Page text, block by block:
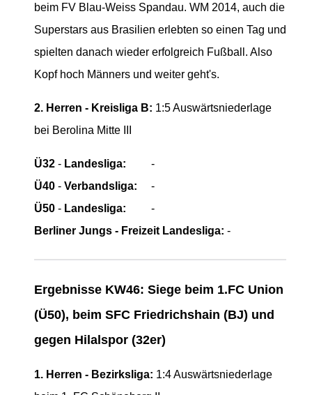
beim FV Blau-Weiss Spandau. WM 2014, auch die
Superstars aus Brasilien erlebten so einen Tag und
spielten danach wieder erfolgreich Fußball. Also
Kopf hoch Männers und weiter geht's.
2. Herren - Kreisliga B: 1:5 Auswärtsniederlage
bei Berolina Mitte III
Ü32 - Landesliga: -
Ü40 - Verbandsliga: -
Ü50 - Landesliga:
-
Berliner Jungs - Freizeit Landesliga: -
Ergebnisse KW46: Siege beim 1.FC Union
(Ü50), beim SFC Friedrichshain (BJ) und
gegen Hilalspor (32er)
1. Herren - Bezirksliga: 1:4 Auswärtsniederlage